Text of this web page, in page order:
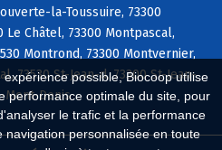
possible, Biocoop utilise
performance optimale du site, pour
le trafic et la performance
personnalisée en toute
la-Toussuire, 73300
Le Châtel, 73300 Montpascal,
Montrond, 73300 Montvernier,
73530 St-Jean-d, 73300 St-Jean-
Mont-Denis